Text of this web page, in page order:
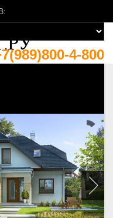
4-800
82-92